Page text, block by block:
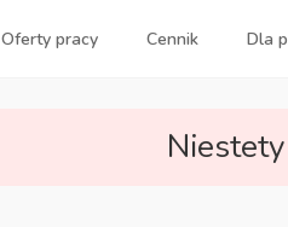
| Najlepsi ludzie sprzedaży
Oferty pracy Cennik Dla